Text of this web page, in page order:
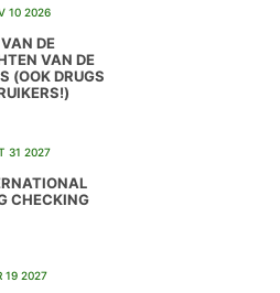
10 2026
DE
VAN DE
(OOK DRUGS
31 2027
CHECKING
19 2027